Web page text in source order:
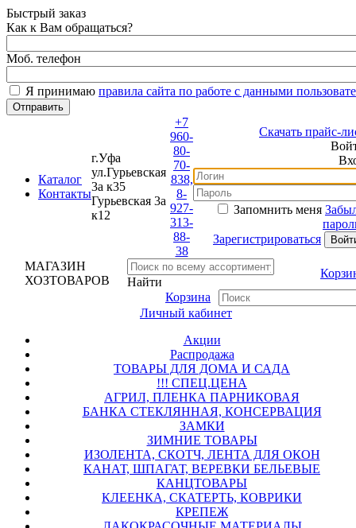
Быстрый заказ
Как к Вам обращаться?
Моб. телефон
Я принимаюправила сайта по работе с данными
Каталог
Контакты
г.Уфа
ул.Гурьевская
3а к35
Гурьевская 3а
к12
+7
960-
80-
70-
838,
8-
927-
313-
88-
38
Скачать прайс-
Запомнить меня
Зарегистрироваться
МАГАЗИН
ХОЗТОВАРОВ
Найти
Корзина
Личный кабинет
Акции
Распродажа
ТОВАРЫ ДЛЯ ДОМА И САДА
!!! СПЕЦ.ЦЕНА
АГРИЛ, ПЛЕНКА ПАРНИКОВАЯ
БАНКА СТЕКЛЯННАЯ, КОНСЕРВАЦИЯ
ЗАМКИ
ЗИМНИЕ ТОВАРЫ
ИЗОЛЕНТА, СКОТЧ, ЛЕНТА ДЛЯ ОКОН
КАНАТ, ШПАГАТ, ВЕРЕВКИ БЕЛЬЕВЫЕ
КАНЦТОВАРЫ
КЛЕЕНКА, СКАТЕРТЬ, КОВРИКИ
КРЕПЕЖ